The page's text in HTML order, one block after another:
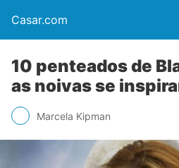
Casar.com
10 penteados de
as noivas se
Marcela Kipman